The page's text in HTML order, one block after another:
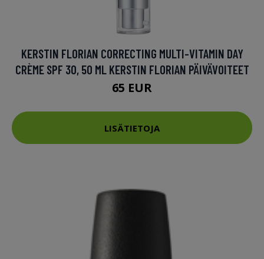
KERSTIN FLORIAN CORRECTING MULTI-VITAMIN DAY
CRÈME SPF 30, 50 ML KERSTIN FLORIAN PÄIVÄVOITEET
65 EUR
LISÄTIETOJA